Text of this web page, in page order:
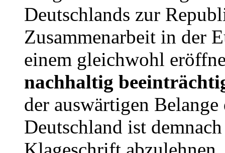
Deutschlands zur
Zusammenarbeit in der
einem gleichwohl
nachhaltig
der auswärtigen
Deutschland ist